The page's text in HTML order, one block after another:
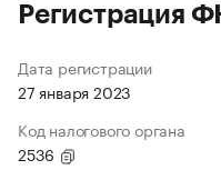
Регистрация
Дата регистрации
27 января 2023
Код налогового органа
2536